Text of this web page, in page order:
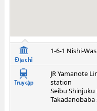
1-6-1 Nishi-
JR Yamanote
station
Seibu